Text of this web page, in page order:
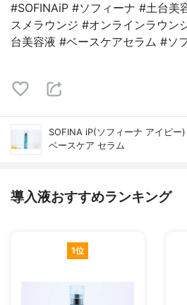
#SOFINAiP #ソフィーナ #土台美
スメラウンジ #オンラインラウン
台美容液 #ベースケアセラム #ソ
SOFINA iP(ソフィーナ アイピー)
ベースケア セラム
導入液おすすめランキング
1位